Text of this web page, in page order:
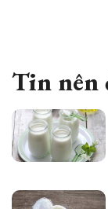
Tin nên